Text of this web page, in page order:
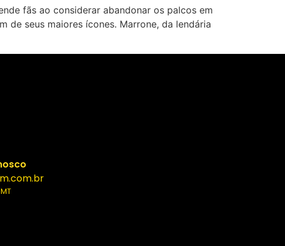
fãs ao considerar abandonar os palcos em
de seus maiores ícones. Marrone, da lendária